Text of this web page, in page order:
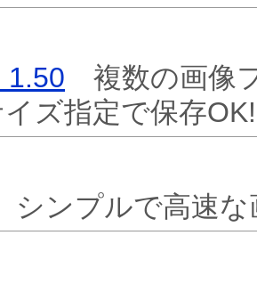
1.50 複数の画像
イズ指定で保存
シンプルで高速